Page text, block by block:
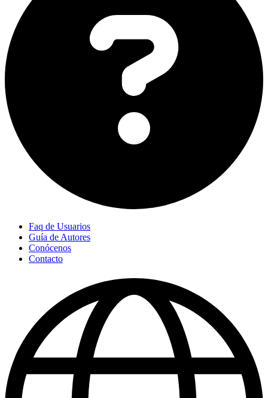
Faq de Usuarios
Guía de Autores
Conócenos
Contacto